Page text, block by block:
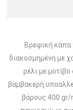
Βρεφική κάπα
διακοσμημένη με
ρέλι με
βαμβακερή
βάρους 400 gr/